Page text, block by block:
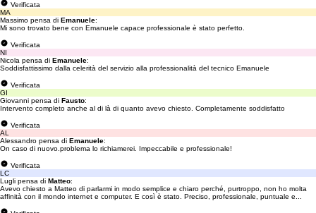
Verificata
MA
Massimo pensa di Emanuele:
Mi sono trovato bene con Emanuele capace professionale è stato perfetto.
Verificata
NI
Nicola pensa di Emanuele:
Soddisfattissimo dalla celerità del servizio alla professionalità del tecnico Emanuele
Verificata
GI
Giovanni pensa di Fausto:
Intervento completo anche al di là di quanto avevo chiesto. Completamente soddisfatto
Verificata
AL
Alessandro pensa di Emanuele:
On caso di nuovo.problema lo richiamerei. Impeccabile e professionale!
Verificata
LC
Lugli pensa di Matteo:
Avevo chiesto a Matteo di parlarmi in modo semplice e chiaro perché, purtroppo, non ho molta
affinità con il mondo internet e computer. E così è stato. Preciso, professionale, puntuale e...